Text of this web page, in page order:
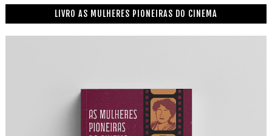
LIVRO AS MULHERES PIONEIRAS DO CINEMA